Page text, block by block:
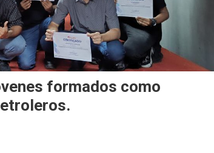
formados como